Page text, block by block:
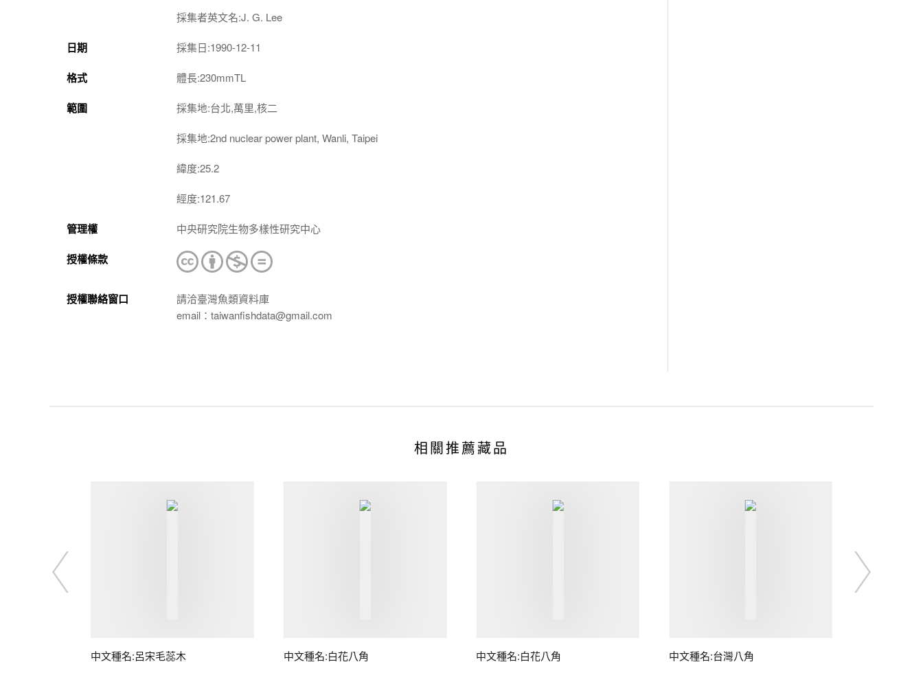
採集者英文名:J. G. Lee
日期 採集日:1990-12-11
格式 體長:230mmTL
範圍 採集地:台北,萬里,核二
採集地:2nd nuclear power plant, Wanli, Taipei
緯度:25.2
經度:121.67
管理權 中央研究院生物多樣性研究中心
授權條款
授權聯絡窗口
請洽臺灣魚類資料庫
email：taiwanfishdata@gmail.com
相關推薦藏品
中文種名:呂宋毛蕊木 中文種名:白花八角 中文種名:白花八角 中文種名:台灣八角